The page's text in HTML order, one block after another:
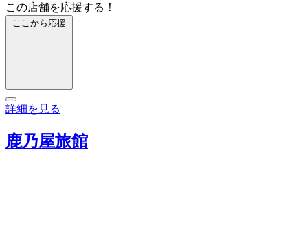
この店舗を応援する！
ここから応援
詳細を見る
鹿乃屋旅館